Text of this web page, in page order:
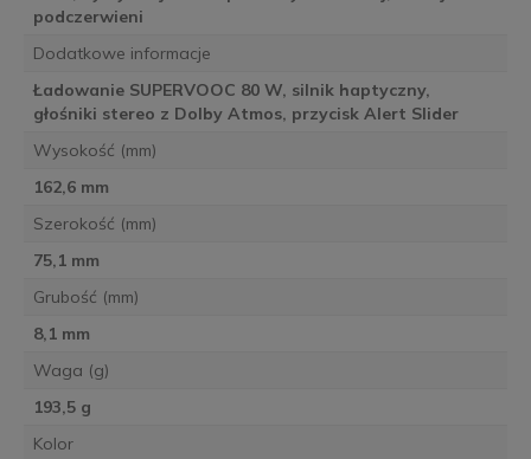
podczerwieni
Dodatkowe informacje
Ładowanie SUPERVOOC 80 W, silnik haptyczny,
głośniki stereo z Dolby Atmos, przycisk Alert Slider
Wysokość (mm)
162,6 mm
Szerokość (mm)
75,1 mm
Grubość (mm)
8,1 mm
Waga (g)
193,5 g
Kolor